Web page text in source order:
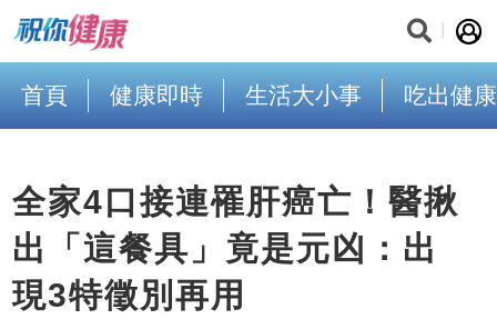
首頁 健康即時 生活大小事 吃出健康
全家4口接連罹肝癌亡！醫揪
出「這餐具」竟是元凶：出
現3特徵別再用